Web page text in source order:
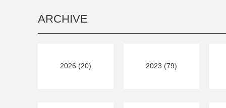
ARCHIVE
2026 (20) 2023 (79)